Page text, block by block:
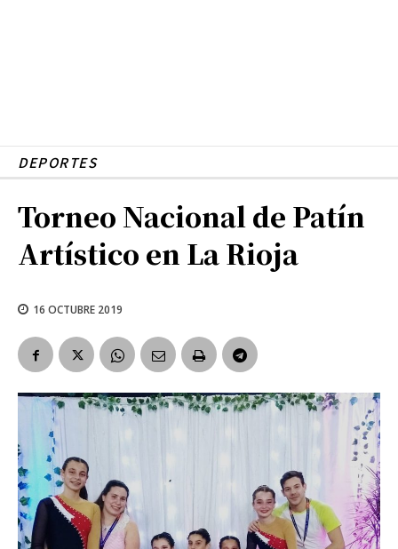
DEPORTES
Torneo Nacional de Patín
Artístico en La Rioja
16 OCTUBRE 2019